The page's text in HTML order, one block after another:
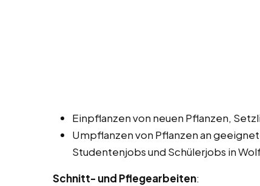
Einpflanzen von neuen Pflanzen,
Umpflanzen von Pflanzen an
Studentenjobs und Schülerjobs in
Schnitt- und Pflegearbeiten: